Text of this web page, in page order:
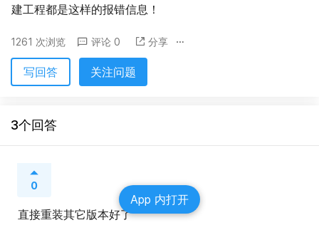
建工程都是这样的报错信息！
1261 次浏览 评论 0 分享
写回答 关注问题
3个回答
0
直接重装其它版本好了
App 内打开